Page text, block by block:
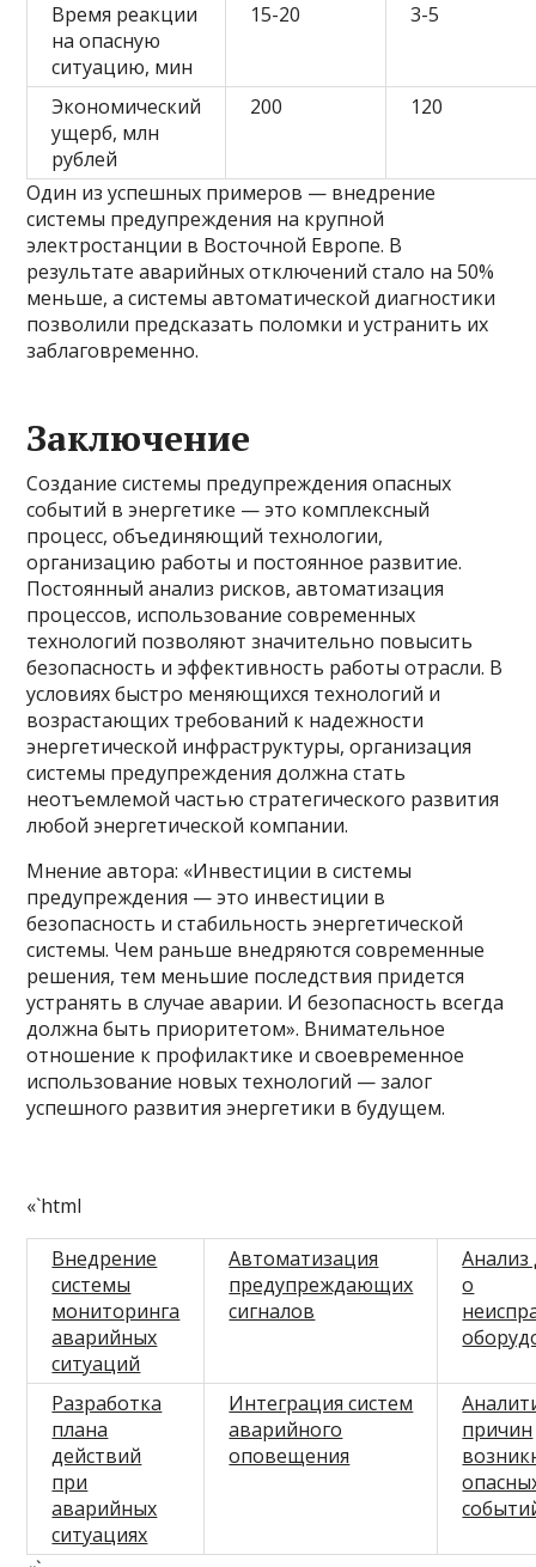
Время реакции
на опасную
ситуацию, мин
15-20 3-5
Экономический
ущерб, млн
рублей
200 120
Один из успешных примеров — внедрение
системы предупреждения на крупной
электростанции в Восточной Европе. В
результате аварийных отключений стало на 50%
меньше, а системы автоматической диагностики
позволили предсказать поломки и устранить их
заблаговременно.
Заключение
Создание системы предупреждения опасных
событий в энергетике — это комплексный
процесс, объединяющий технологии,
организацию работы и постоянное развитие.
Постоянный анализ рисков, автоматизация
процессов, использование современных
технологий позволяют значительно повысить
безопасность и эффективность работы отрасли. В
условиях быстро меняющихся технологий и
возрастающих требований к надежности
энергетической инфраструктуры, организация
системы предупреждения должна стать
неотъемлемой частью стратегического развития
любой энергетической компании.
Мнение автора: «Инвестиции в системы
предупреждения — это инвестиции в
безопасность и стабильность энергетической
системы. Чем раньше внедряются современные
решения, тем меньшие последствия придется
устранять в случае аварии. И безопасность всегда
должна быть приоритетом». Внимательное
отношение к профилактике и своевременное
использование новых технологий — залог
успешного развития энергетики в будущем.
«`html
Внедрение
системы
мониторинга
аварийных
ситуаций
Автоматизация
предупреждающих
сигналов
о
Разработка
плана
действий
при
аварийных
ситуациях
Интеграция систем
аварийного
оповещения
причин